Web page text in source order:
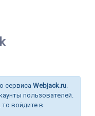
сервиса Webjack.ru.
пользователей.
то войдите в